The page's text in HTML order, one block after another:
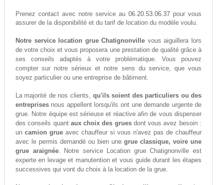
Prenez contact avec notre service au06.20.53.06.37 pour vous
assurer de la disponibilité et du tarif de location du modèle voulu.
Notre service location grue Chatignonville vous aiguillera lors
de votre choix et vous proposera une prestation de qualité grâce à
ses conseils adaptés à votre problématique. Vous pouvez
compter sur notre sérieux et notre sens du service, que vous
soyez particulier ou une entreprise de bâtiment.
La majorité de nos clients, qu'ils soient des particuliers ou des
entreprisesnous appellent lorsqu'ils ont une demande urgente de
grue. Notre équipe est sérieuse et réactive afin de vous dispenser
des conseils quant aux choix des gruesdont vous avez besoin :
un camion grueavec chauffeur si vous n'avez pas de chauffeur
avec le permis demandé ou bien unegrue classique, voire une
grue araignée. Notre service Location grue Chatignonville est
experte en levage et manutention et vous guide durant les étapes
successives qui vont du choix à la location de la grue.